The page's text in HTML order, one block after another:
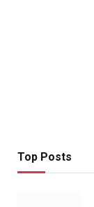
Top Posts